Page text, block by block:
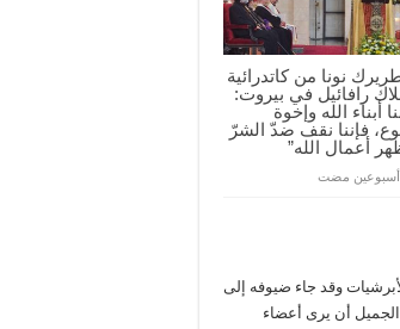
نونا من كاتدرائية
رافائيل في بيروت:
أبناء الله وإخوة
فإننا نقف ضدّ الشرّ
أعمال الله”
‏أسبوعين مضت
وقد جاء ضيوفه إلى
الجميل أن يرى أعضاء